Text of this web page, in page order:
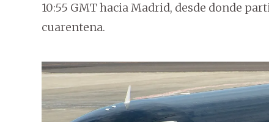
10:55 GMT hacia Madrid, desde donde
cuarentena.